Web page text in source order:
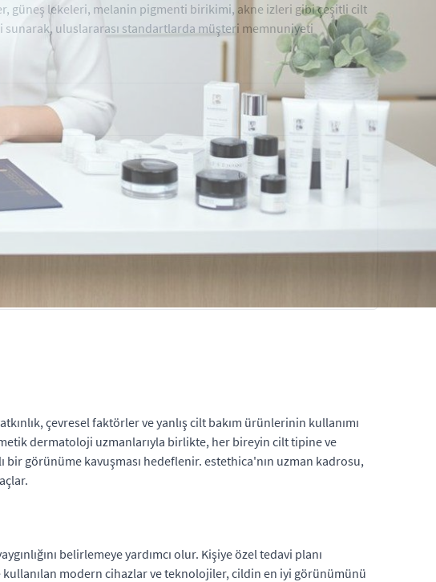
güneş lekeleri, melanin pigmenti birikimi, akne izleri gibi çeşitli cilt
sunarak, uluslararası standartlarda müşteri memnuniyeti
çevresel faktörler ve yanlış cilt bakım ürünlerinin kullanımı
dermatoloji uzmanlarıyla birlikte, her bireyin cilt tipine ve
bir görünüme kavuşması hedeflenir. estethica'nın uzman kadrosu,
belirlemeye yardımcı olur. Kişiye özel tedavi planı
kullanılan modern cihazlar ve teknolojiler, cildin en iyi görünümünü